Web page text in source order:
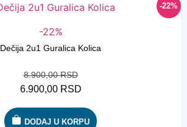
-22%
-22%
Dečija 2u1 Guralica Kolica
8.900,00RSD
6.900,00 RSD
DODAJ U KORPU